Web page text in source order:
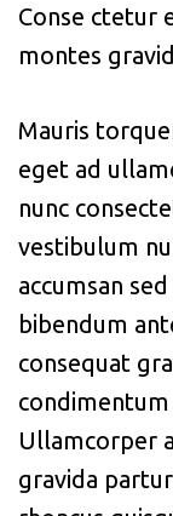
Conse ctetur
montes
Mauris
eget ad
nunc
vestibulum
accumsan
bibendum
consequat
Ullamcorper
gravida